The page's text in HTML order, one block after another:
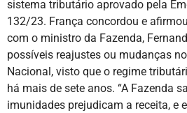
sistema tributário aprovado pela
132/23. França concordou e
com o ministro da Fazenda,
possíveis reajustes ou mudanças
Nacional, visto que o regime
há mais de sete anos. “A Fazenda
imunidades prejudicam a receita, e